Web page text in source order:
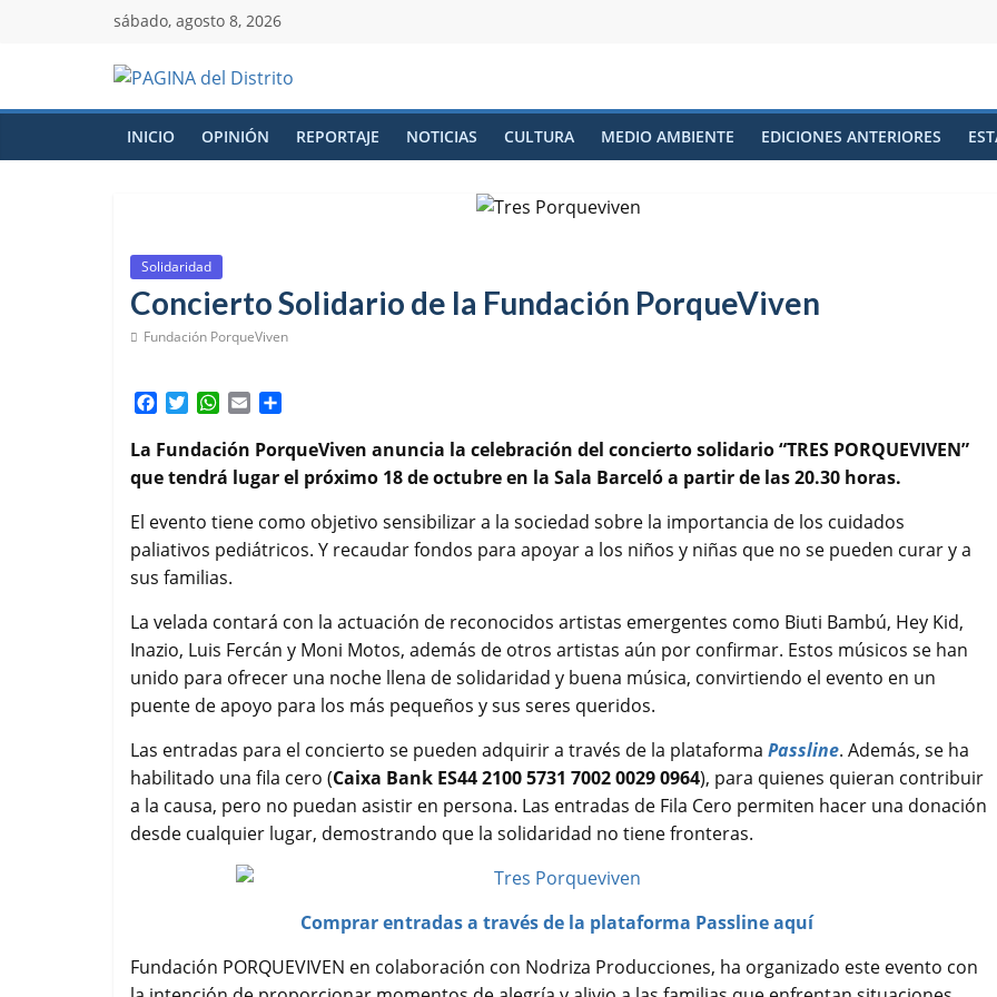
sábado, agosto 8, 2026
INICIO OPINIÓN REPORTAJE NOTICIAS CULTURA MEDIO AMBIENTE EDICIONES ANTERIORES
Solidaridad
Concierto Solidario de la Fundación PorqueViven
Fundación PorqueViven
c
e
b
o
o
k
i
t
t
e
r
W
a
t
s
A
p
p
a
i
l
m
p
a
r
t
i
La Fundación PorqueViven anuncia la celebración del concierto solidario “TRES PORQUEVIVEN”
que tendrá lugar el próximo 18 de octubre en la Sala Barceló a partir de las 20.30 horas.
El evento tiene como objetivo sensibilizar a la sociedad sobre la importancia de los cuidados
paliativos pediátricos. Y recaudar fondos para apoyar a los niños y niñas que no se pueden curar y a
sus familias.
La velada contará con la actuación de reconocidos artistas emergentes como Biuti Bambú, Hey Kid,
Inazio, Luis Fercán y Moni Motos, además de otros artistas aún por confirmar. Estos músicos se han
unido para ofrecer una noche llena de solidaridad y buena música, convirtiendo el evento en un
puente de apoyo para los más pequeños y sus seres queridos.
Las entradas para el concierto se pueden adquirir a través de la plataforma Passline. Además, se ha
habilitado una fila cero (Caixa Bank ES44 2100 5731 7002 0029 0964), para quienes quieran contribuir
a la causa, pero no puedan asistir en persona. Las entradas de Fila Cero permiten hacer una donación
desde cualquier lugar, demostrando que la solidaridad no tiene fronteras.
Comprar entradas a través de la plataforma Passline aquí
Fundación PORQUEVIVEN en colaboración con Nodriza Producciones, ha organizado este evento con